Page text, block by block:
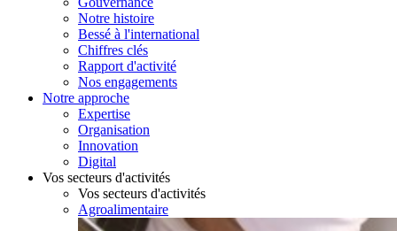
Notre histoire
Bessé à l'international
Chiffres clés
Rapport d'activité
Nos engagements
Notre approche
Expertise
Organisation
Innovation
Digital
Vos secteurs d'activités
Vos secteurs d'activités
Agroalimentaire